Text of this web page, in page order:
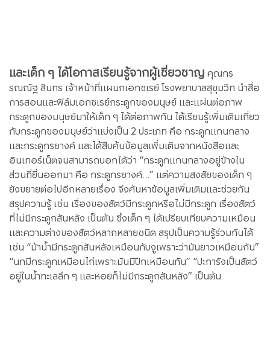
และเด็ก ๆ ได้โอกาสเรียนรู้จากผู้เชี่ยวชาญคุณกร
รณณัฐ สินทร เจ้าหน้าที่แผนกเอกซเรย์ โรงพยาบาลสุขุมวิท นำสื่อ
การสอนและฟิล์มเอกซเรย์กระดูกของมนุษย์ และแผ่นต่อภาพ
กระดูกของมนุษย์มาให้เด็ก ๆ ได้ต่อภาพกัน ได้เรียนรู้เพิ่มเติมเกี่ยว
กับกระดูกของมนุษย์ว่าแบ่งเป็น 2 ประเภท คือ กระดูกแกนกลาง
และกระดูกรยางค์ และได้สืบค้นข้อมูลเพิ่มเติมจากหนังสือและ
อินเทอร์เน็ตจนสามารถบอกได้ว่า “กระดูกแกนกลางอยู่ข้างใน
ส่วนที่ยื่นออกมา คือ กระดูกรยางค์...” แต่ความสงสัยของเด็ก ๆ
ยังขยายต่อไปอีกหลายเรื่อง จึงค้นหาข้อมูลเพิ่มเติมและช่วยกัน
สรุปความรู้ เช่น เรื่องของสัตว์มีกระดูกหรือไม่มีกระดูก เรื่องสัตว์
ที่ไม่มีกระดูกสันหลัง เป็นต้น ซึ่งเด็ก ๆ ได้เปรียบเทียบความเหมือน
และความต่างของสัตว์หลากหลายชนิด สรุปเป็นความรู้ร่วมกันได้
เช่น “ม้าน้ำมีกระดูกสันหลังเหมือนกับงูเพราะว่ามันยาวเหมือนกัน”
“นกมีกระดูกเหมือนไก่เพราะมันมีปีกเหมือนกัน” “ปะการังเป็นสัตว์
อยู่ในน้ำทะเลลึก ๆ และหอยก็ไม่มีกระดูกสันหลัง” เป็นต้น